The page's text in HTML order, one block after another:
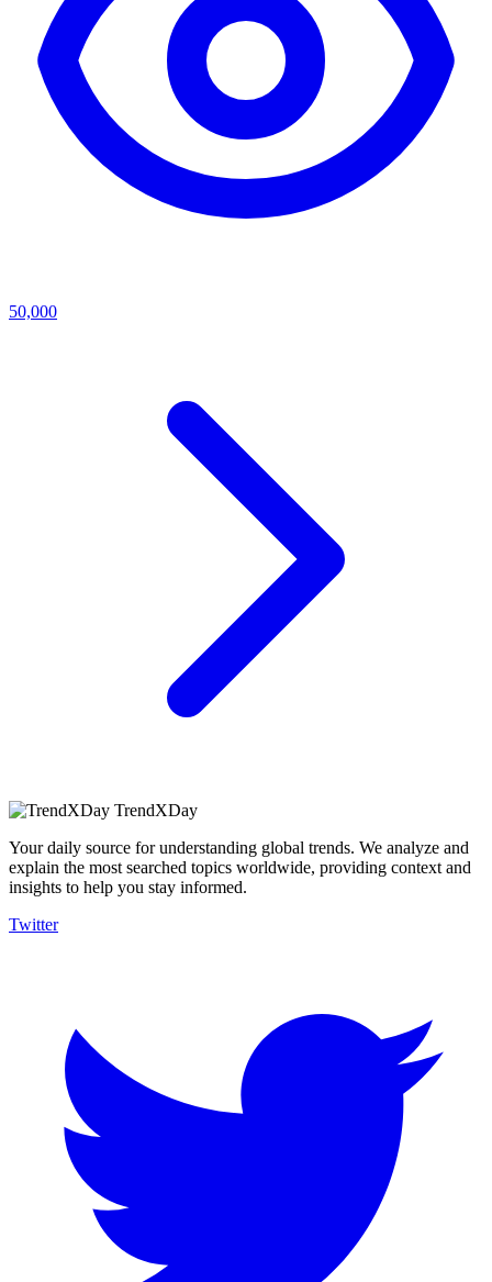
50,000
TrendXDay
Your daily source for understanding global trends. We analyze and
explain the most searched topics worldwide, providing context and
insights to help you stay informed.
Twitter